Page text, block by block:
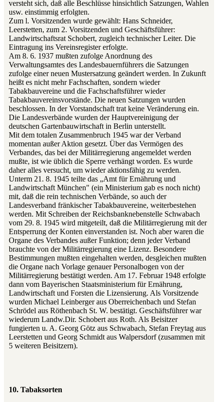
versteht sich, daß alle Beschlüsse hinsichtlich Satzungen, Wahlen
usw. einstimmig erfolgten.
Zum l. Vorsitzenden wurde gewählt: Hans Schneider,
Leerstetten, zum 2. Vorsitzenden und Geschäftsführer:
Landwirtschaftsrat Schobert, zugleich technischer Leiter. Die
Eintragung ins Vereinsregister erfolgte.
Am 8. 6. 1937 mußten zufolge Anordnung des
Verwaltungsamtes des Landesbauernführers die Satzungen
zufolge einer neuen Mustersatzung geändert werden. In Zukunft
heißt es nicht mehr Fachschaften, sondern wieder
Tabakbauvereine und die Fachschaftsführer wieder
Tabakbauvereinsvorstände. Die neuen Satzungen wurden
beschlossen. In der Vorstandschaft trat keine Veränderung ein.
Die Landesverbände wurden der Hauptvereinigung der
deutschen Gartenbauwirtschaft in Berlin unterstellt.
Mit dem totalen Zusammenbruch 1945 war der Verband
momentan außer Aktion gesetzt. Über das Vermögen des
Verbandes, das bei der Militärregierung angemeldet werden
mußte, ist wie üblich die Sperre verhängt worden. Es wurde
daher alles versucht, um wieder aktionsfähig zu werden.
Unterm 21. 8. 1945 teilte das „Amt für Ernährung und
Landwirtschaft München" (ein Ministerium gab es noch nicht)
mit, daß die rein technischen Verbände, so auch der
Landesverband fränkischer Tabakbauvereine, weiterbestehen
werden. Mit Schreiben der Reichsbanknebenstelle Schwabach
vom 29. 8. 1945 wird mitgeteilt, daß die Militärregierung mit der
Entsperrung der Konten einverstanden ist. Noch aber waren die
Organe des Verbandes außer Funktion; denn jeder Verband
brauchte von der Militärregierung eine Lizenz. Besondere
Bestimmungen mußten eingehalten werden, desgleichen mußten
die Organe nach Vorlage genauer Personalbogen von der
Militärregierung bestätigt werden. Am 17. Februar 1948 erfolgte
dann vom Bayerischen Staatsministerium für Ernährung,
Landwirtschaft und Forsten die Lizensierung. Als Vorsitzende
wurden Michael Leinberger aus Oberreichenbach und Stefan
Schrödel aus Röthenbach St. W. bestätigt. Geschäftsführer war
wiederum Landw.Dir. Schobert aus Roth. Als Beisitzer
fungierten u. A. Georg Götz aus Schwabach, Stefan Freytag aus
Leerstetten und Georg Schmidt aus Walpersdorf (zusammen mit
5 weiteren Beisitzern).
10. Tabaksorten